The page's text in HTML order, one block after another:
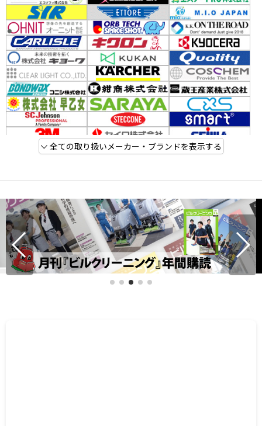
全ての取り扱いメーカー・ブランドを表示する